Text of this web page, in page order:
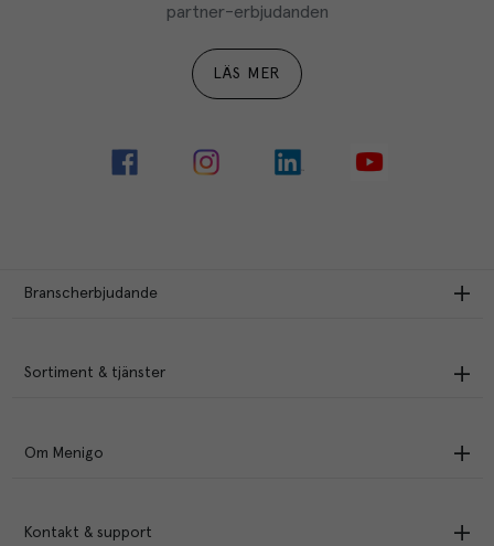
partner-erbjudanden
LÄS MER
Branscherbjudande
Sortiment & tjänster
Om Menigo
Kontakt & support